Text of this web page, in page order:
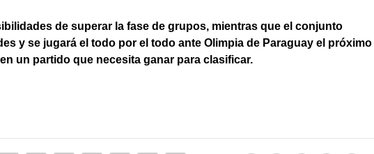
de superar la fase de grupos, mientras que el conjunto
y se jugará el todo por el todo ante Olimpia de Paraguay el próximo
un partido que necesita ganar para clasificar.